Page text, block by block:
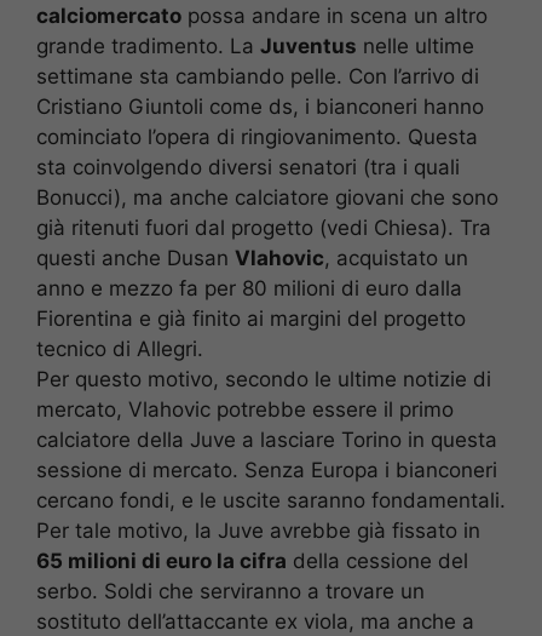
calciomercato possa andare in scena un altro
grande tradimento. La Juventus nelle ultime
settimane sta cambiando pelle. Con l’arrivo di
Cristiano Giuntoli come ds, i bianconeri hanno
cominciato l’opera di ringiovanimento. Questa
sta coinvolgendo diversi senatori (tra i quali
Bonucci), ma anche calciatore giovani che sono
già ritenuti fuori dal progetto (vedi Chiesa). Tra
questi anche Dusan Vlahovic, acquistato un
anno e mezzo fa per 80 milioni di euro dalla
Fiorentina e già finito ai margini del progetto
tecnico di Allegri.
Per questo motivo, secondo le ultime notizie di
mercato, Vlahovic potrebbe essere il primo
calciatore della Juve a lasciare Torino in questa
sessione di mercato. Senza Europa i bianconeri
cercano fondi, e le uscite saranno fondamentali.
Per tale motivo, la Juve avrebbe già fissato in
65 milioni di euro la cifra della cessione del
serbo. Soldi che serviranno a trovare un
sostituto dell’attaccante ex viola, ma anche a